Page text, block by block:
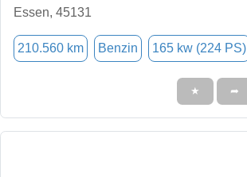
Essen, 45131
210.560 km Benzin 165 kw (224 PS)
★ ➦